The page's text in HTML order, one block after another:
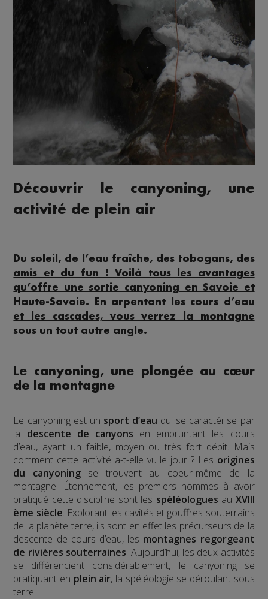
Découvrir le canyoning, une
activité de plein air
Du soleil, de l’eau fraîche, des tobogans, des
amis et du fun ! Voilà tous les avantages
qu’offre une sortie canyoning en Savoie et
Haute-Savoie. En arpentant les cours d’eau
et les cascades, vous verrez la montagne
sous un tout autre angle.
Le canyoning, une plongée au cœur
de la montagne
Le canyoning est un sport d’eau qui se caractérise par
la descente de canyons en empruntant les cours
d’eau, ayant un faible, moyen ou très fort débit. Mais
comment cette activité a-t-elle vu le jour ? Les origines
du canyoningse trouvent au coeur-même de la
montagne. Étonnement, les premiers hommes à avoir
pratiqué cette discipline sont les spéléologues au XVIII
ème siècle. Explorant les cavités et gouffres souterrains
de la planète terre, ils sont en effet les précurseurs de la
descente de cours d’eau, les montagnes regorgeant
de rivières souterraines. Aujourd’hui, les deux activités
se différencient considérablement, le canyoning se
pratiquant en plein air, la spéléologie se déroulant sous
terre.